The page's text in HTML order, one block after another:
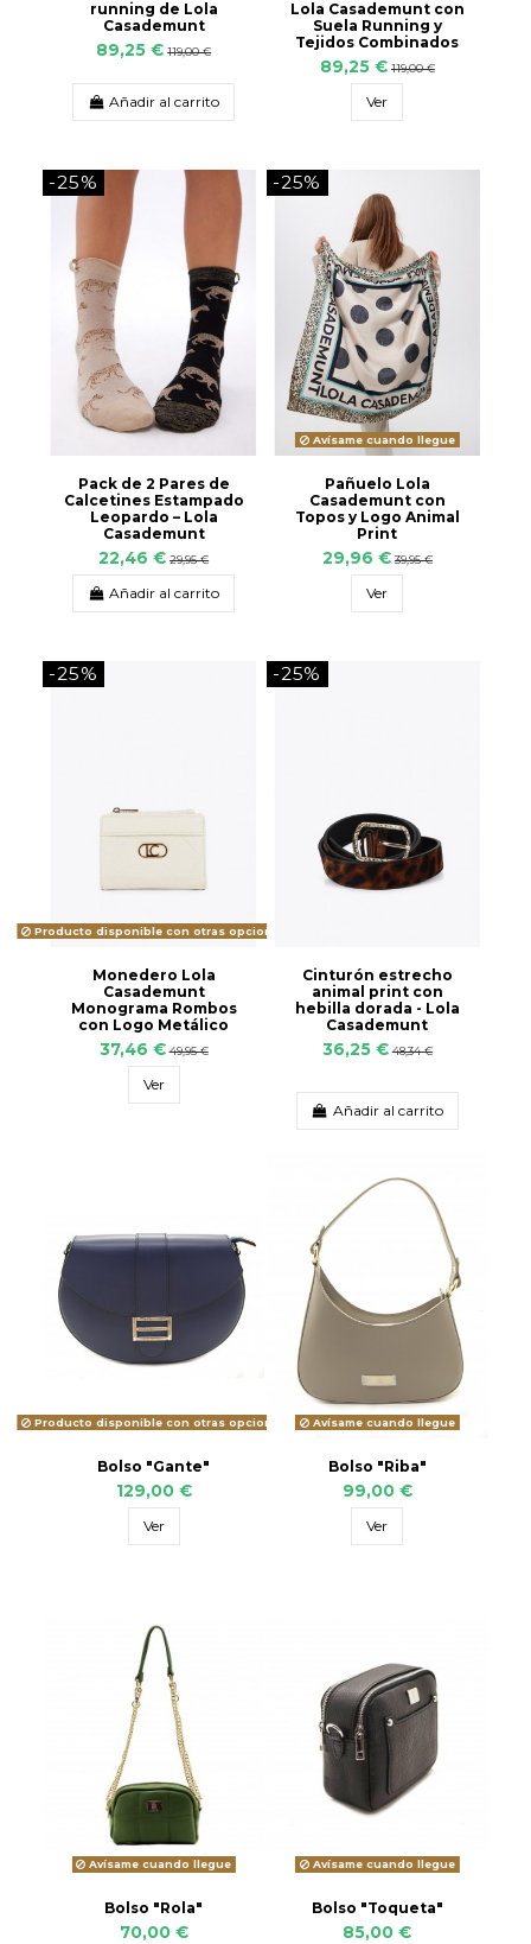
running de Lola
Casademunt
89,25 € 119,00 €
Añadir al carrito
Lola Casademunt con
Suela Running y
Tejidos Combinados
89,25 € 119,00 €
Ver
-25%
Pack de 2 Pares de
Calcetines Estampado
Leopardo – Lola
Casademunt
22,46 € 29,95 €
Añadir al carrito
-25%
Avísame cuando llegue
Pañuelo Lola
Casademunt con
Topos y Logo Animal
Print
29,96 € 39,95 €
Ver
-25%
Producto disponible con otras opciones
Monedero Lola
Casademunt
Monograma Rombos
con Logo Metálico
37,46 € 49,95 €
Ver
-25%
Cinturón estrecho
animal print con
hebilla dorada - Lola
Casademunt
36,25 € 48,34 €
Añadir al carrito
Producto disponible con otras opciones
Bolso "Gante"
129,00 €
Ver
Avísame cuando llegue
Bolso "Riba"
99,00 €
Ver
Avísame cuando llegue
Bolso "Rola"
70,00 €
Avísame cuando llegue
Bolso "Toqueta"
85,00 €